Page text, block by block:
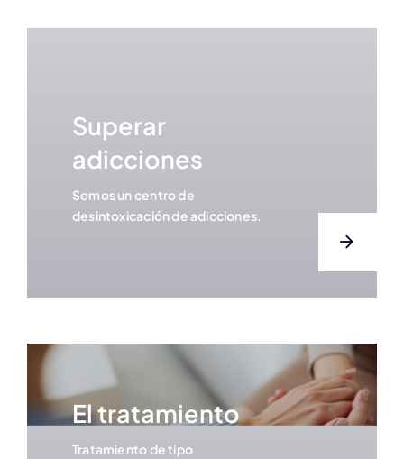
Superar
adicciones
Somos un centro de
desintoxicación de adicciones.
El tratamiento
Tratamiento de tipo